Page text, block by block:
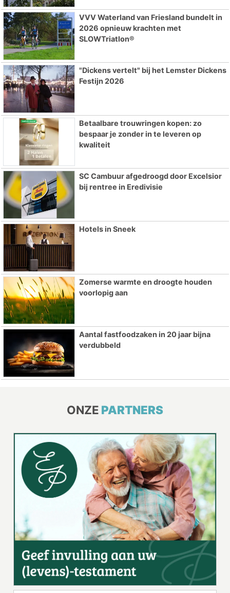
VVV Waterland van Friesland bundelt in
2026 opnieuw krachten met
SLOWTriatlon®
"Dickens vertelt" bij het Lemster Dickens
Festijn 2026
Betaalbare trouwringen kopen: zo
bespaar je zonder in te leveren op
kwaliteit
SC Cambuur afgedroogd door Excelsior
bij rentree in Eredivisie
Hotels in Sneek
Zomerse warmte en droogte houden
voorlopig aan
Aantal fastfoodzaken in 20 jaar bijna
verdubbeld
ONZE PARTNERS